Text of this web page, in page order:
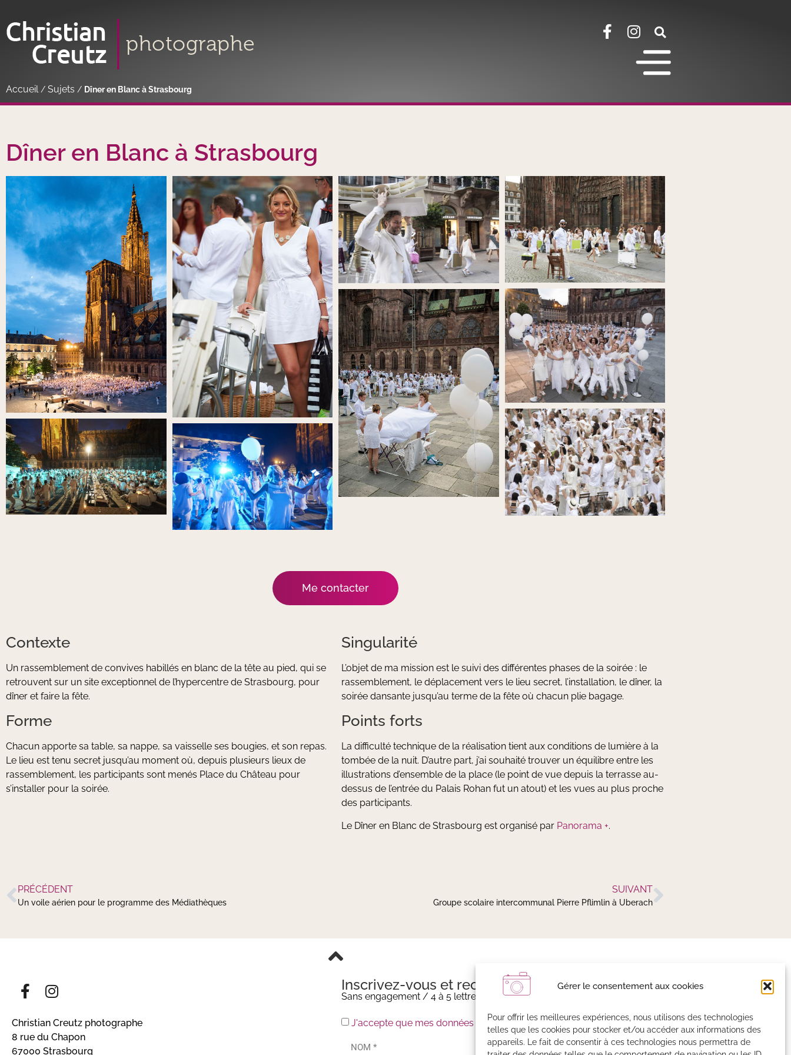
Gérer le consentement aux cookies
Pour offrir les meilleures expériences, nous utilisons des technologies
telles que les cookies pour stocker et/ou accéder aux informations des
appareils. Le fait de consentir à ces technologies nous permettra de
Accueil / Sujets / Dîner en Blanc à Strasbourg
Dîner en Blanc à Strasbourg
Me contacter
Contexte
Un rassemblement de convives habillés en blanc de la tête au pied, qui se
retrouvent sur un site exceptionnel de l’hypercentre de Strasbourg, pour
dîner et faire la fête.
Forme
Chacun apporte sa table, sa nappe, sa vaisselle ses bougies, et son repas.
Le lieu est tenu secret jusqu’au moment où, depuis plusieurs lieux de
rassemblement, les participants sont menés Place du Château pour
s’installer pour la soirée.
Singularité
L’objet de ma mission est le suivi des différentes phases de la soirée : le
rassemblement, le déplacement vers le lieu secret, l’installation, le dîner, la
soirée dansante jusqu’au terme de la fête où chacun plie bagage.
Points forts
La difficulté technique de la réalisation tient aux conditions de lumière à la
tombée de la nuit. D’autre part, j’ai souhaité trouver un équilibre entre les
illustrations d’ensemble de la place (le point de vue depuis la terrasse au-
dessus de l’entrée du Palais Rohan fut un atout) et les vues au plus proche
des participants.
Le Dîner en Blanc de Strasbourg est organisé par Panorama +.
PRÉCÉDENT
Un voile aérien pour le programme des Médiathèques
SUIVANT
Groupe scolaire intercommunal Pierre Pflimlin à Uberach
Christian Creutz photographe
8 rue du Chapon
67000 Strasbourg
Inscrivez-vous et recevez mon actualité
Sans engagement / 4 à 5 lettres par an
J'accepte que mes données soient enregistrées par MailChimp